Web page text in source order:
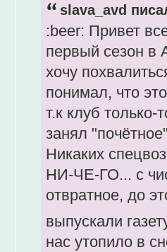
slava_avd
:beer: Привет
первый сезон в
хочу
понимал, что
т.к клуб
занял
Никаких
НИ-ЧЕ-ГО... с
отвратное, дo
выпускали
нас утопило в